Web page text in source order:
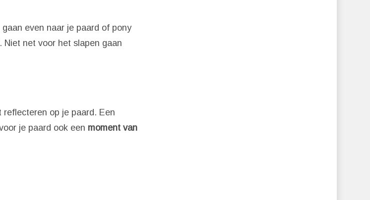
even naar je paard of pony
Niet net voor het slapen gaan
op je paard. Een
je paard ook een moment van